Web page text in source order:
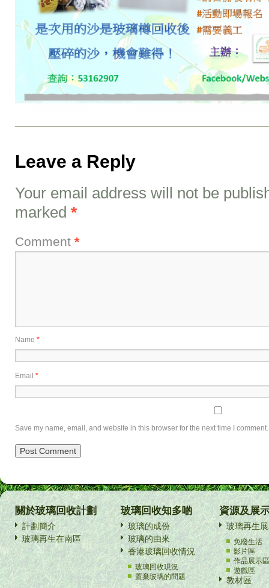
Leave a Reply
Your email address will not be
marked *
Comment *
Name *
Email *
Save my name, email, and website in this browser for the next time I comment.
關於玻璃回收計劃
計劃簡介
玻璃再生在南區
玻璃回收知多啲
玻璃的成份
玻璃的由來
香港玻璃回收情況
玻璃回收現況
置棄玻璃的問題
資源及展
玻璃再生
免廢生活
影片區
作品展示區
遊戲區
教材區